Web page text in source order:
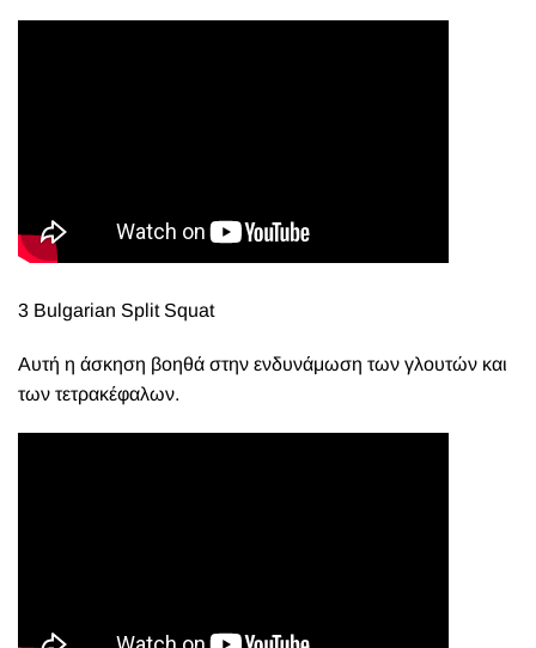
3 Bulgarian Split Squat
Αυτή η άσκηση βοηθά στην ενδυνάμωση των γλουτών και
των τετρακέφαλων.